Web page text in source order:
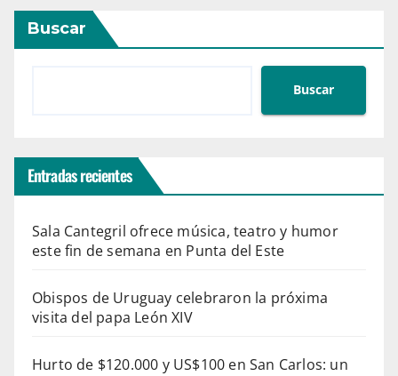
Buscar
Buscar
Entradas recientes
Sala Cantegril ofrece música, teatro y humor
este fin de semana en Punta del Este
Obispos de Uruguay celebraron la próxima
visita del papa León XIV
Hurto de $120.000 y US$100 en San Carlos: un